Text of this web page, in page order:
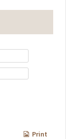
Print